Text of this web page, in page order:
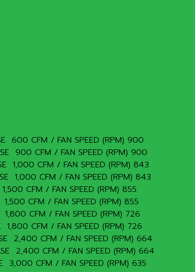
600 CFM / FAN SPEED (RPM) 900
900 CFM / FAN SPEED (RPM) 900
1,000 CFM / FAN SPEED (RPM) 843
1,000 CFM / FAN SPEED (RPM) 843
CFM / FAN SPEED (RPM) 855
CFM / FAN SPEED (RPM) 855
CFM / FAN SPEED (RPM) 726
CFM / FAN SPEED (RPM) 726
2,400 CFM / FAN SPEED (RPM) 664
2,400 CFM / FAN SPEED (RPM) 664
3,000 CFM / FAN SPEED (RPM) 635